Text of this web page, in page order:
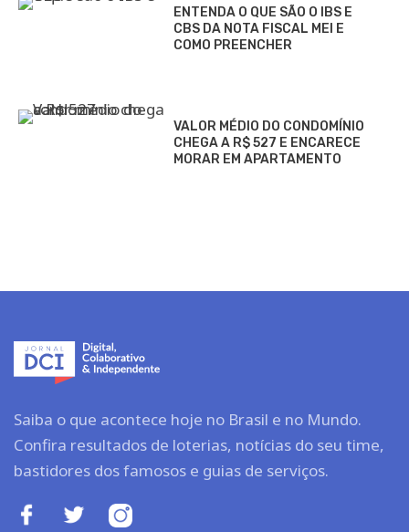
ENTENDA O QUE SÃO O IBS E
CBS DA NOTA FISCAL MEI E
COMO PREENCHER
VALOR MÉDIO DO CONDOMÍNIO
CHEGA A R$ 527 E ENCARECE
MORAR EM APARTAMENTO
Saiba o que acontece hoje no Brasil e no Mundo.
Confira resultados de loterias, notícias do seu time,
bastidores dos famosos e guias de serviços.